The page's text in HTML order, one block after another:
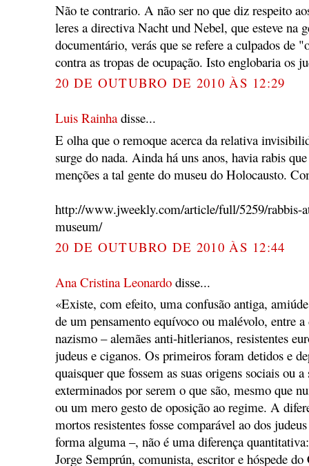
Não te contrario. A não ser no que diz respeito
leres a directiva Nacht und Nebel, que esteve na
documentário, verás que se refere a culpados de
contra as tropas de ocupação. Isto englobaria os
20 DE OUTUBRO DE 2010 ÀS 12:29
Luis Rainhadisse...
E olha que o remoque acerca da relativa
surge do nada. Ainda há uns anos, havia rabis
menções a tal gente do museu do Holocausto.
http://www.jweekly.com/article/full/5259/rabbis-
museum/
20 DE OUTUBRO DE 2010 ÀS 12:44
Ana Cristina Leonardo disse...
«Existe, com efeito, uma confusão antiga,
de um pensamento equívoco ou malévolo, entre
nazismo – alemães anti-hitlerianos, resistentes
judeus e ciganos. Os primeiros foram detidos e
quaisquer que fossem as suas origens sociais ou
exterminados por serem o que são, mesmo que
ou um mero gesto de oposição ao regime. A
mortos resistentes fosse comparável ao dos
forma alguma –, não é uma diferença
Jorge Semprún, comunista, escritor e hóspede